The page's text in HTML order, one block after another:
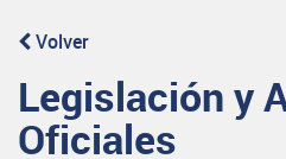
Volver
Legislación y
Oficiales